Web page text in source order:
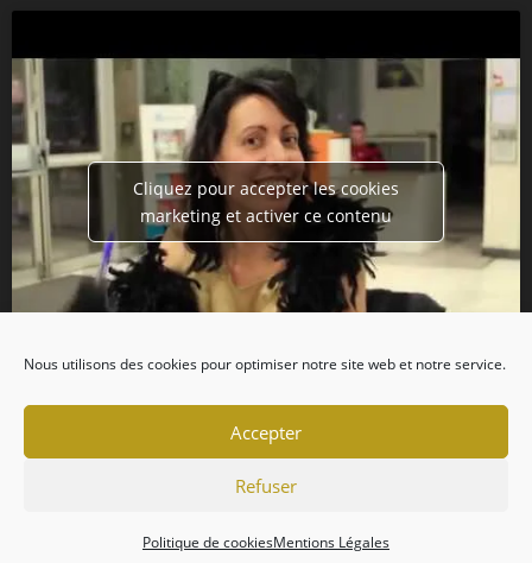
Nous utilisons des cookies pour optimiser notre site web et notre service.
Accepter
Refuser
Politique de cookiesMentions Légales
Cliquez pour accepter les cookies
marketing et activer ce contenu